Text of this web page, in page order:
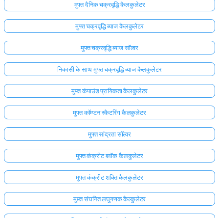
मुफ्त दैनिक चक्रवृद्धि कैलकुलेटर
मुफ्त चक्रवृद्धि ब्याज कैलकुलेटर
मुफ्त चक्रवृद्धि ब्याज सॉल्वर
निकासी के साथ मुफ्त चक्रवृद्धि ब्याज कैलकुलेटर
मुफ्त कंपाउंड प्रायिकता कैलकुलेटर
मुफ्त कॉम्प्टन स्कैटरिंग कैलकुलेटर
मुफ्त सांद्रता सॉल्वर
मुफ्त कंक्रीट ब्लॉक कैलकुलेटर
मुफ्त कंक्रीट शक्ति कैलकुलेटर
मुफ़्त संघनित लघुगणक कैल्कुलेटर